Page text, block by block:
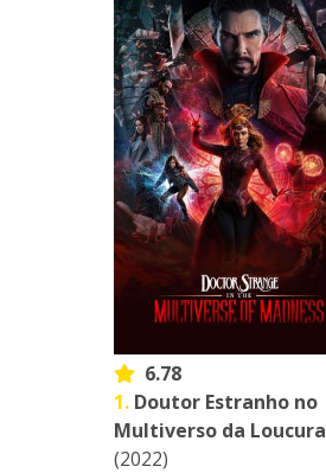
6.78
1. Doutor Estranho no
Multiverso da Loucura
(2022)